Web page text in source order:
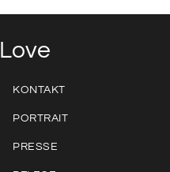
Love
KONTAKT
PORTRAIT
PRESSE